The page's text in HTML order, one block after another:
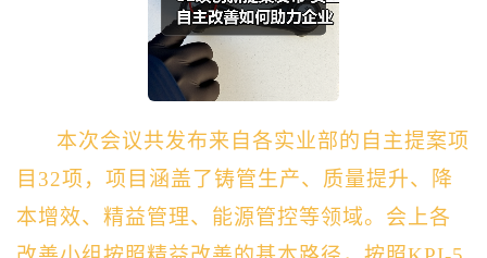
本次会议共发布来自各实业部的自主提案项
目32项，项目涵盖了铸管生产、质量提升、降
本增效、精益管理、能源管控等领域。会上各